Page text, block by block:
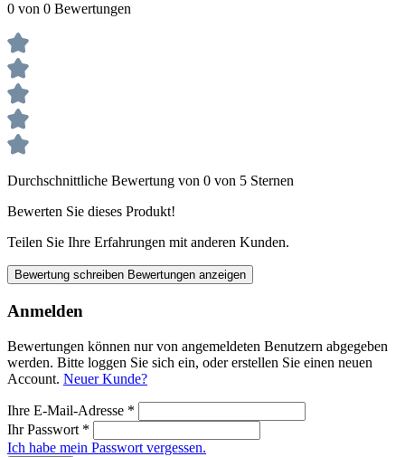
0 von 0 Bewertungen
Durchschnittliche Bewertung von 0 von 5 Sternen
Bewerten Sie dieses Produkt!
Teilen Sie Ihre Erfahrungen mit anderen Kunden.
Bewertung schreiben Bewertungen anzeigen
Anmelden
Bewertungen können nur von angemeldeten Benutzern abgegeben
werden. Bitte loggen Sie sich ein, oder erstellen Sie einen neuen
Account. Neuer Kunde?
Ihre E-Mail-Adresse *
Ihr Passwort *
Ich habe mein Passwort vergessen.